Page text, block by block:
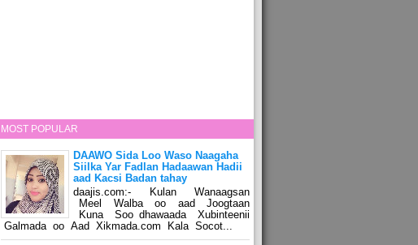
MOST POPULAR
DAAWO Sida Loo Waso Naagaha
Siilka Yar Fadlan Hadaawan Hadii
aad Kacsi Badan tahay
daajis.com:- Kulan Wanaagsan
Meel Walba oo aad Joogtaan
Kuna Soo dhawaada Xubinteenii
Galmada oo Aad Xikmada.com Kala Socot...